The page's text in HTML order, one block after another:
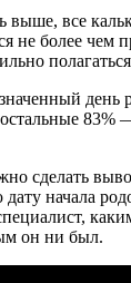
выше, все
не более чем
день
83%
сделать
начала
он ни был.